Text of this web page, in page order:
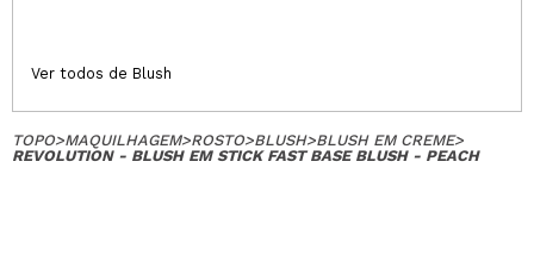
Ver todos de Blush
TOPO>MAQUILHAGEM>ROSTO>BLUSH>BLUSH EM CREME>
REVOLUTION - BLUSH EM STICK FAST BASE BLUSH - PEACH